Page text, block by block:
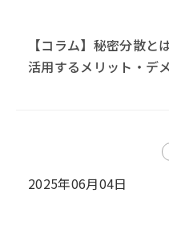
【コラム】秘密分散と
活用するメリット・デ
2025年06月04日